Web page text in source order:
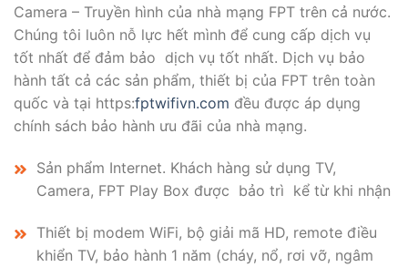
Camera – Truyền hình của nhà mạng FPT trên cả nước.
Chúng tôi luôn nỗ lực hết mình để cung cấp dịch vụ
tốt nhất để đảm bảo dịch vụ tốt nhất. Dịch vụ bảo
hành tất cả các sản phẩm, thiết bị của FPT trên toàn
quốc và tại https:fptwifivn.com đều được áp dụng
chính sách bảo hành ưu đãi của nhà mạng.
Sản phẩm Internet. Khách hàng sử dụng TV,
Camera, FPT Play Box được bảo trì kể từ khi nhận
Thiết bị modem WiFi, bộ giải mã HD, remote điều
khiển TV, bảo hành 1 năm (cháy, nổ, rơi vỡ, ngâm